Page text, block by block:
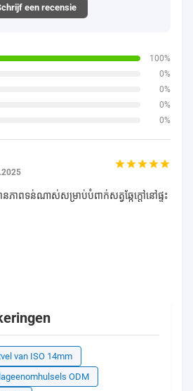
een recensie
100%
0%
0%
0%
0%
ភាពទន់ណាស់សម្រាប់បំពាក់សត្វឆ្កែក្តៅនៅផ្ទះ
van ISO 14mm
ODM